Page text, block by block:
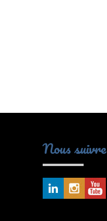
Nous suivre